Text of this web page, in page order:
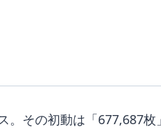
。その初動は「677,687枚